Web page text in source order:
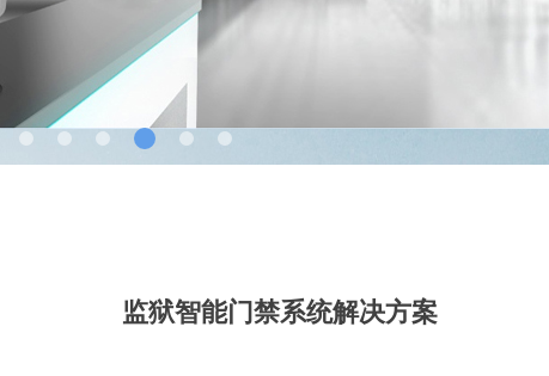
监狱智能门禁系统解决方案